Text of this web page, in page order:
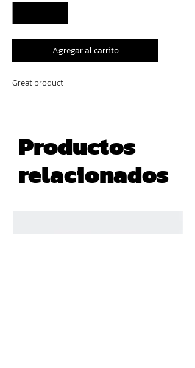
Agregar al carrito
Great product
Productos
relacionados